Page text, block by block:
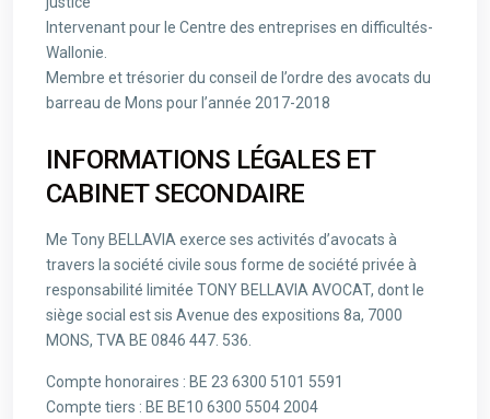
Intervenant pour le Centre des entreprises en difficultés-
Wallonie.
Membre et trésorier du conseil de l’ordre des avocats du
barreau de Mons pour l’année 2017-2018
INFORMATIONS LÉGALES ET
CABINET SECONDAIRE
Me Tony BELLAVIA exerce ses activités d’avocats à
travers la société civile sous forme de société privée à
responsabilité limitée TONY BELLAVIA AVOCAT, dont le
siège social est sis Avenue des expositions 8a, 7000
MONS, TVA BE 0846 447. 536.
Compte honoraires : BE 23 6300 5101 5591
Compte tiers : BE BE10 6300 5504 2004